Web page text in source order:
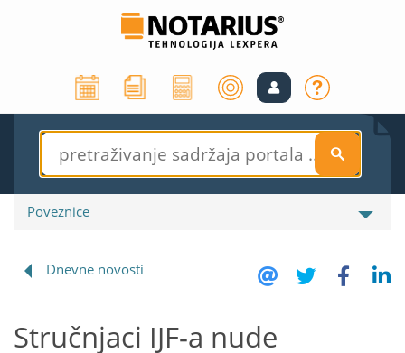
S
Poveznice
Dnevne novosti
Stručnjaci IJF-a nude